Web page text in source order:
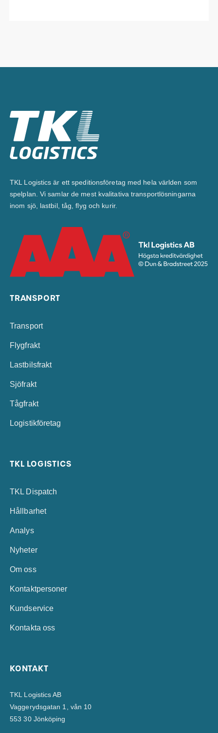
TKL Logistics är ett speditionsföretag med hela världen som
spelplan. Vi samlar de mest kvalitativa transportlösningarna
inom sjö, lastbil, tåg, flyg och kurir.
TRANSPORT
Transport
Flygfrakt
Lastbilsfrakt
Sjöfrakt
Tågfrakt
Logistikföretag
TKL LOGISTICS
TKL Dispatch
Hållbarhet
Analys
Nyheter
Om oss
Kontaktpersoner
Kundservice
Kontakta oss
KONTAKT
TKL Logistics AB
Vaggerydsgatan 1, vån 10
553 30 Jönköping